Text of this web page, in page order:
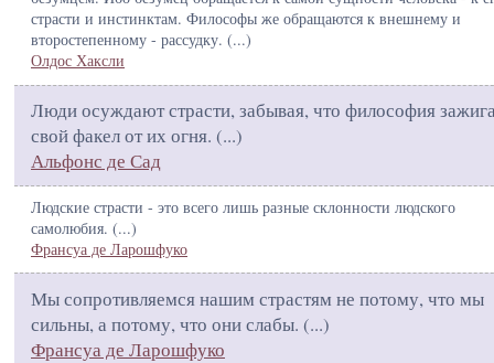
страсти и инстинктам. Философы же обращаются к внешнему и
второстепенному - рассудку. (...)
Олдос Хаксли
Люди осуждают страсти, забывая, что философия
свой факел от их огня. (...)
Альфонс де Сад
Людские страсти - это всего лишь разные склонности людского
самолюбия. (...)
Франсуа де Ларошфуко
Мы сопротивляемся нашим страстям не потому, что мы
сильны, а потому, что они слабы. (...)
Франсуа де Ларошфуко